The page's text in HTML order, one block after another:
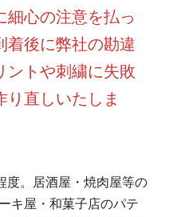
細心の注意を払っ
着後に弊社の勘違
ントや刺繍に失敗
り直しいたしま
度。居酒屋・焼肉屋等の
キ屋・和菓子店のパテ